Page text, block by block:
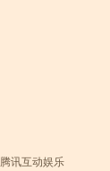
腾讯互动娱乐